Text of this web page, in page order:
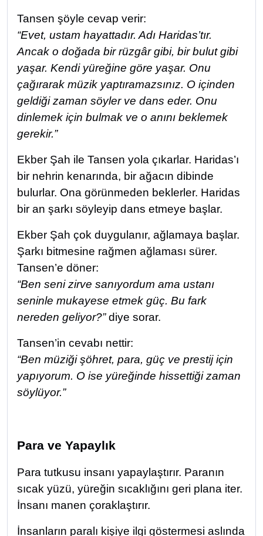
Tansen şöyle cevap verir:
“Evet, ustam hayattadır. Adı Haridas’tır.
Ancak o doğada bir rüzgâr gibi, bir bulut gibi
yaşar. Kendi yüreğine göre yaşar. Onu
çağırarak müzik yaptıramazsınız. O içinden
geldiği zaman söyler ve dans eder. Onu
dinlemek için bulmak ve o anını beklemek
gerekir.”
Ekber Şah ile Tansen yola çıkarlar. Haridas’ı
bir nehrin kenarında, bir ağacın dibinde
bulurlar. Ona görünmeden beklerler. Haridas
bir an şarkı söyleyip dans etmeye başlar.
Ekber Şah çok duygulanır, ağlamaya başlar.
Şarkı bitmesine rağmen ağlaması sürer.
Tansen’e döner:
“Ben seni zirve sanıyordum ama ustanı
seninle mukayese etmek güç. Bu fark
nereden geliyor?”diye sorar.
Tansen’in cevabı nettir:
“Ben müziği şöhret, para, güç ve prestij için
yapıyorum. O ise yüreğinde hissettiği zaman
söylüyor.”
Para ve Yapaylık
Para tutkusu insanı yapaylaştırır. Paranın
sıcak yüzü, yüreğin sıcaklığını geri plana iter.
İnsanı manen çoraklaştırır.
İnsanların paralı kişiye ilgi göstermesi aslında